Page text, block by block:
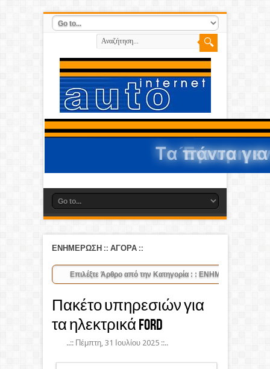
ΕΝΗΜΕΡΩΣΗ :: ΑΓΟΡΑ::
Πακέτο υπηρεσιών για
τα ηλεκτρικά Ford
..:: Πέμπτη, 31 Ιουλίου 2025 ::..